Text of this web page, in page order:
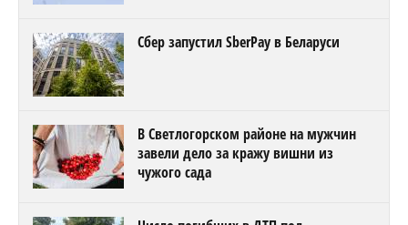
Сбер запустил SberPay в Беларуси
В Светлогорском районе на мужчин
завели дело за кражу вишни из
чужого сада